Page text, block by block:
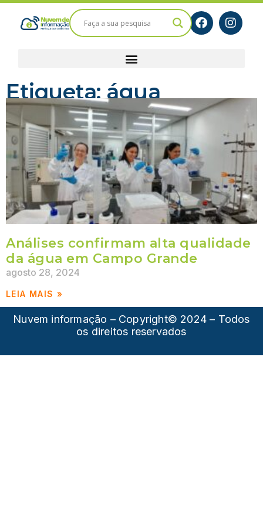
Etiqueta: água
Análises confirmam alta qualidade
da água em Campo Grande
agosto 28, 2024
LEIA MAIS »
Nuvem informação – Copyright© 2024 – Todos
os direitos reservados